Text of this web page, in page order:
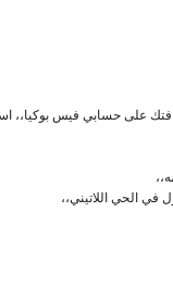
على حسابي فيس بوكيا،،
الحي اللاتيني،،